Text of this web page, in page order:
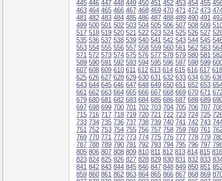
445 446 447 448 449 450 451 452 453 454 455
463 464 465 466 467 468 469 470 471 472 473
481 482 483 484 485 486 487 488 489 490 491
499 500 501 502 503 504 505 506 507 508 509
517 518 519 520 521 522 523 524 525 526 527
535 536 537 538 539 540 541 542 543 544 545
553 554 555 556 557 558 559 560 561 562 563
571 572 573 574 575 576 577 578 579 580 581
589 590 591 592 593 594 595 596 597 598 599
607 608 609 610 611 612 613 614 615 616 617 618
625 626 627 628 629 630 631 632 633 634 635
643 644 645 646 647 648 649 650 651 652 653
661 662 663 664 665 666 667 668 669 670 671
679 680 681 682 683 684 685 686 687 688 689
697 698 699 700 701 702 703 704 705 706 707
715 716 717 718 719 720 721 722 723 724 725
733 734 735 736 737 738 739 740 741 742 743
751 752 753 754 755 756 757 758 759 760 761
769 770 771 772 773 774 775 776 777 778 779
787 788 789 790 791 792 793 794 795 796 797
805 806 807 808 809 810 811 812 813 814 815 816
823 824 825 826 827 828 829 830 831 832 833
841 842 843 844 845 846 847 848 849 850 851
859 860 861 862 863 864 865 866 867 868 869